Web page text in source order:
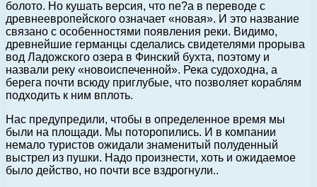
болото. Но кушать версия, что ne?a в переводе с
древнеевропейского означает «новая». И это название
связано с особенностями появления реки. Видимо,
древнейшие германцы сделались свидетелями прорыва
вод Ладожского озера в Финский бухта, поэтому и
назвали реку «новоиспеченной». Река судоходна, а
берега почти всюду приглубые, что позволяет кораблям
подходить к ним вплоть.
Нас предупредили, чтобы в определенное время мы
были на площади. Мы поторопились. И в компании
немало туристов ожидали знаменитый полуденный
выстрел из пушки. Надо произнести, хоть и ожидаемое
было действо, но почти все вздрогнули..